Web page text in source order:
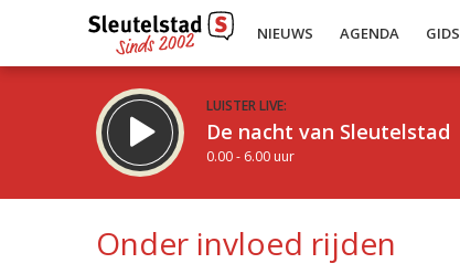
NIEUWS AGENDA GIDS
LUISTER LIVE:
De nacht van Sleutelstad
0.00 - 6.00 uur
Onder invloed rijden